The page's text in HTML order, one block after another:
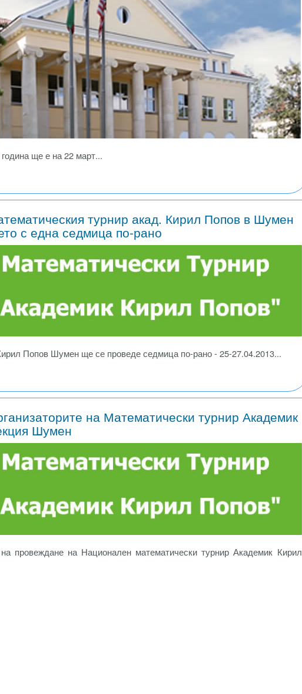
ще е на 22 март...
турнир акад. Кирил Попов в Шумен
с една седмица по-рано
Попов Шумен ще се проведе седмица по-рано - 25-27.04.2013...
на Математически турнир Академик
Шумен
провеждане на Национален математически турнир Академик Кирил